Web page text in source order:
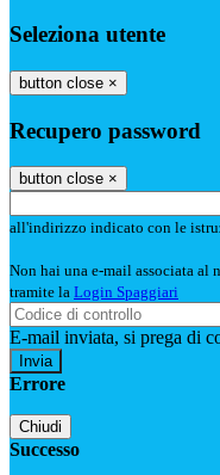
Seleziona utente
button close ×
Recupero password
button close ×
all'indirizzo indicato con le
Non hai una e-mail associata al
tramite la Login Spaggiari
E-mail inviata, si prega di
Errore
Chiudi
Successo